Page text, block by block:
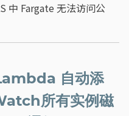
中 Fargate 无法访问公
自动添
所有实例磁